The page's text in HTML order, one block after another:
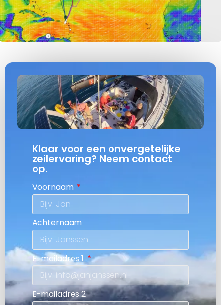
Klaar voor een onvergetelijke
zeilervaring? Neem contact
op.
Voornaam
Achternaam
E-mailadres 1
E-mailadres 2